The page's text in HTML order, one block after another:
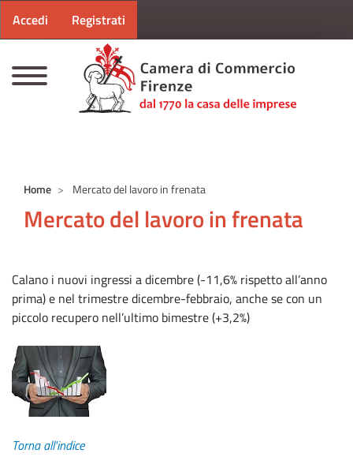
Menu profilo utente
Accedi Registrati
Home Mercato del lavoro in frenata
Mercato del lavoro in frenata
Calano i nuovi ingressi a dicembre (-11,6% rispetto all’anno
prima) e nel trimestre dicembre-febbraio, anche se con un
piccolo recupero nell’ultimo bimestre (+3,2%)
Torna all'indice